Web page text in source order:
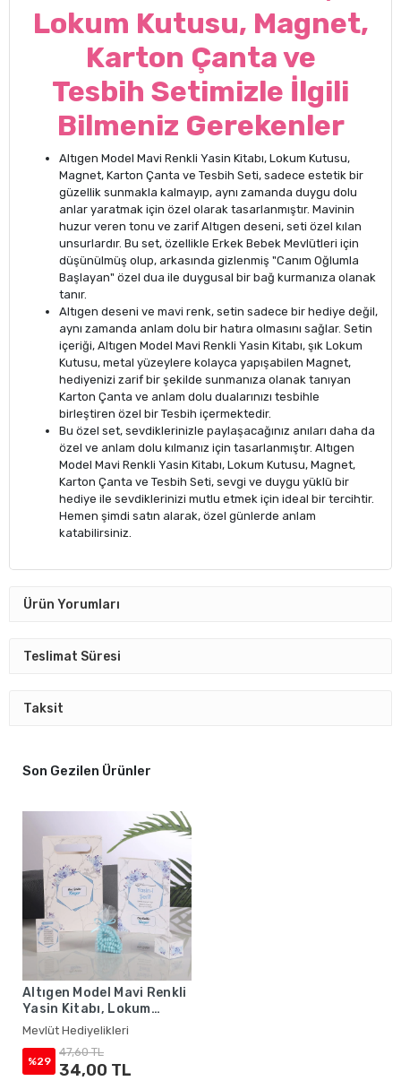
Lokum Kutusu, Magnet,
Karton Çanta ve
Tesbih Setimizle İlgili
Bilmeniz Gerekenler
Altıgen Model Mavi Renkli Yasin Kitabı, Lokum Kutusu,
Magnet, Karton Çanta ve Tesbih Seti, sadece estetik bir
güzellik sunmakla kalmayıp, aynı zamanda duygu dolu
anlar yaratmak için özel olarak tasarlanmıştır. Mavinin
huzur veren tonu ve zarif Altıgen deseni, seti özel kılan
unsurlardır. Bu set, özellikle Erkek Bebek Mevlütleri için
düşünülmüş olup, arkasında gizlenmiş "Canım Oğlumla
Başlayan" özel dua ile duygusal bir bağ kurmanıza olanak
tanır.
Altıgen deseni ve mavi renk, setin sadece bir hediye değil,
aynı zamanda anlam dolu bir hatıra olmasını sağlar. Setin
içeriği, Altıgen Model Mavi Renkli Yasin Kitabı, şık Lokum
Kutusu, metal yüzeylere kolayca yapışabilen Magnet,
hediyenizi zarif bir şekilde sunmanıza olanak tanıyan
Karton Çanta ve anlam dolu dualarınızı tesbihle
birleştiren özel bir Tesbih içermektedir.
Bu özel set, sevdiklerinizle paylaşacağınız anıları daha da
özel ve anlam dolu kılmanız için tasarlanmıştır. Altıgen
Model Mavi Renkli Yasin Kitabı, Lokum Kutusu, Magnet,
Karton Çanta ve Tesbih Seti, sevgi ve duygu yüklü bir
hediye ile sevdiklerinizi mutlu etmek için ideal bir tercihtir.
Hemen şimdi satın alarak, özel günlerde anlam
katabilirsiniz.
Ürün Yorumları
Teslimat Süresi
Taksit
Son Gezilen Ürünler
Altıgen Model Mavi Renkli
Yasin Kitabı, Lokum
Kutusu, Magnet, Karton
Çanta ve Tesbih - Mevlüt
Hediyelikleri
Mevlüt Hediyelikleri
%29
47,60 TL
34,00 TL